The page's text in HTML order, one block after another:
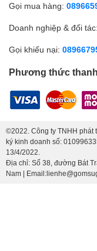
Gọi mua hàng:
Doanh nghiệp & đối tác:
Gọi khiếu nại:
Phương thức
©2022. Công ty TNHH phát
ký kinh doanh số:
13/4/2022.
Địa chỉ: Số 38, đường Bát
Nam |